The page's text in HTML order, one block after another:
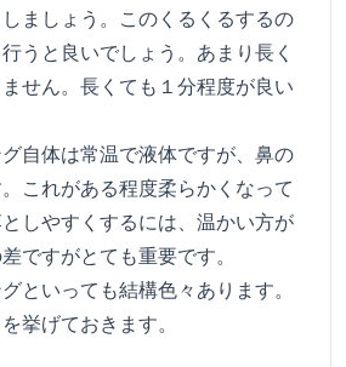
ましょう。このくるくるするの
うと良いでしょう。あまり長く
せん。長くても１分程度が良い
自体は常温で液体ですが、鼻の
これがある程度柔らかくなって
しやすくするには、温かい方が
ですがとても重要です。
といっても結構色々あります。
挙げておきます。